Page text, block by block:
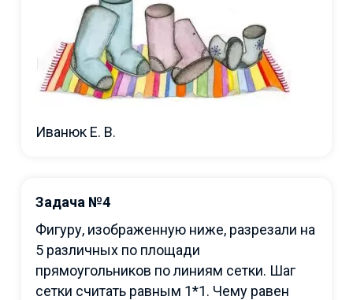
Иванюк Е. В.
Задача №4
Фигуру, изображенную ниже, разрезали на
5 различных по площади
прямоугольников по линиям сетки. Шаг
сетки считать равным 1*1. Чему равен